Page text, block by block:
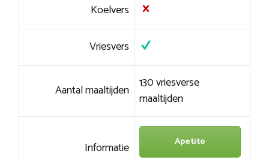
Koelvers
Vriesvers
Aantal maaltijden 130 vriesverse
maaltijden
Informatie Apetito